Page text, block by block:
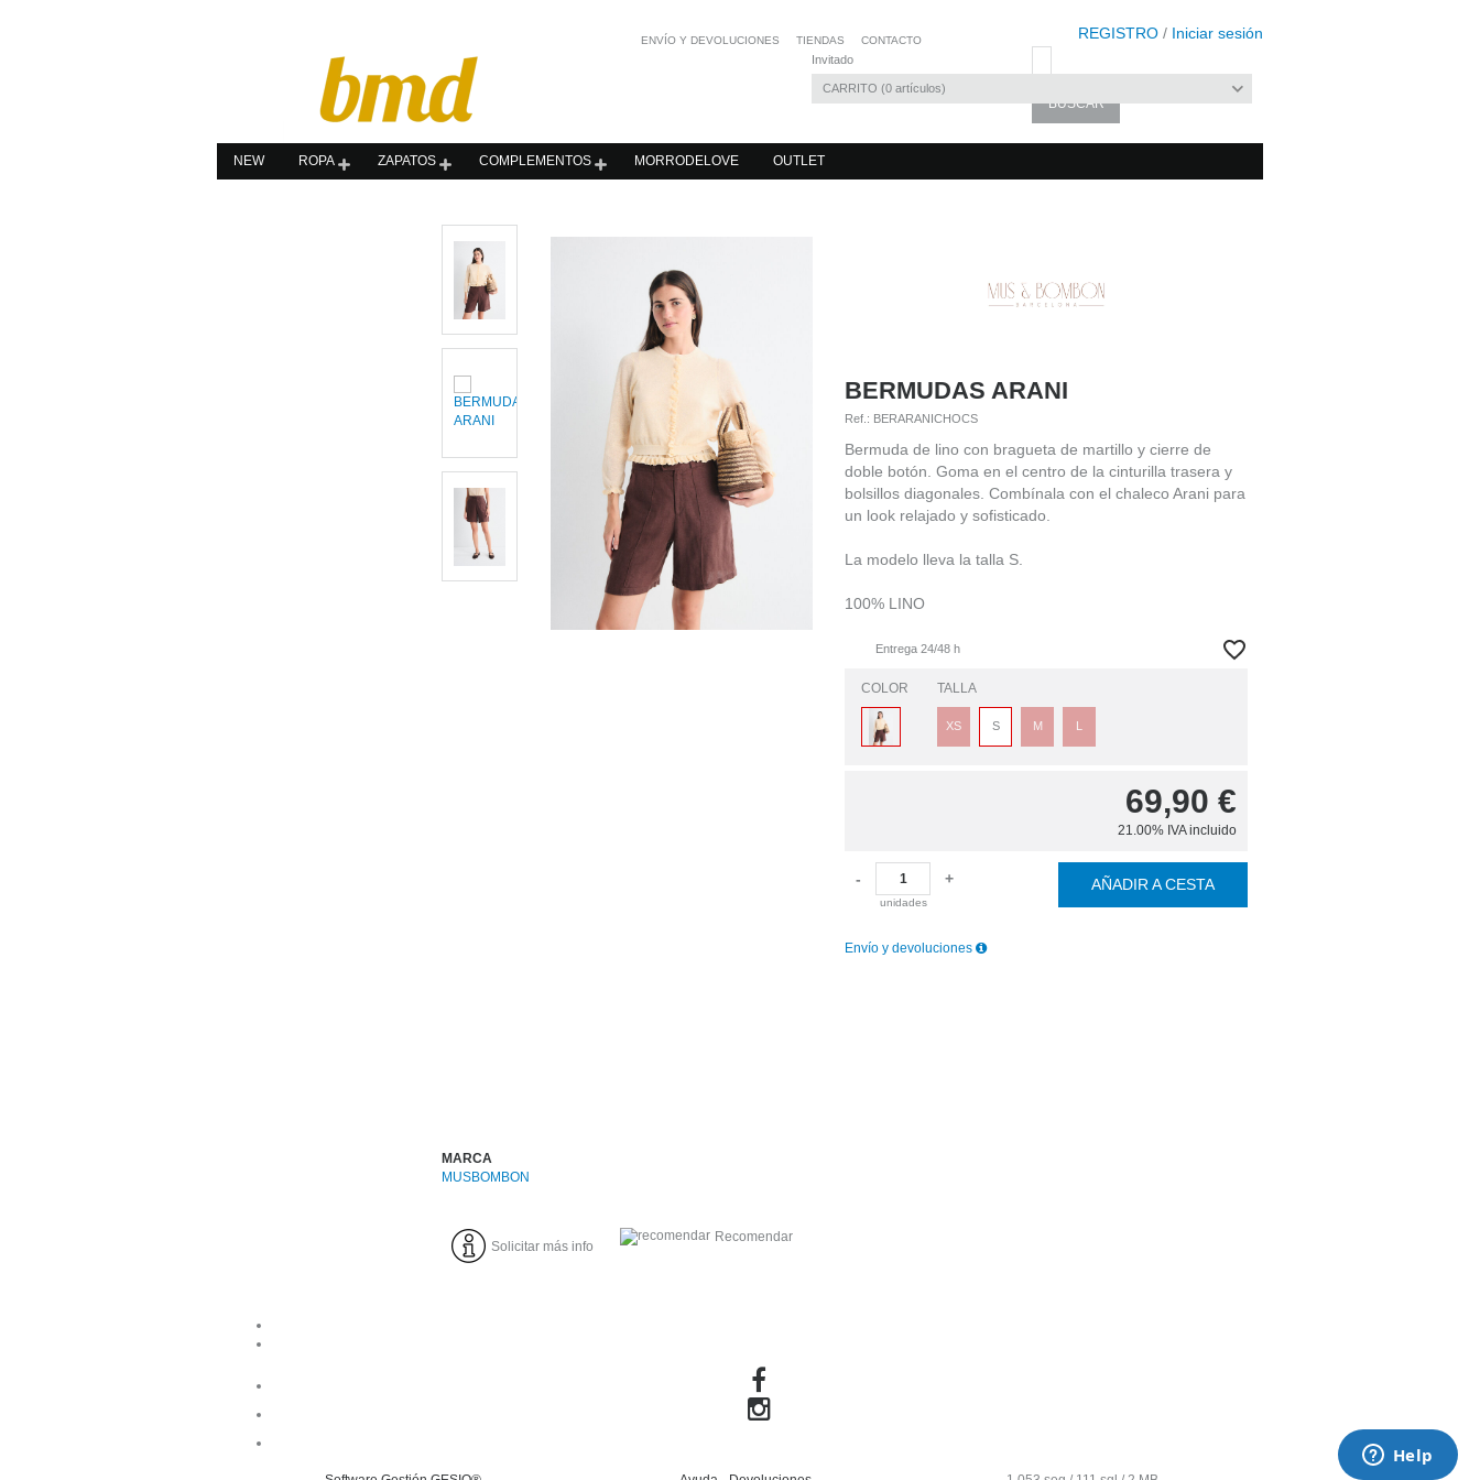
REGISTRO / Iniciar sesión
Invitado
CARRITO 0 artículos
ENVÍO Y DEVOLUCIONES TIENDAS CONTACTO
NEW ROPA ZAPATOS COMPLEMENTOS MORRODELOVE OUTLET
BERMUDAS ARANI
Ref.: BERARANICHOCS
Bermuda de lino con bragueta de martillo y cierre de
doble botón. Goma en el centro de la cinturilla trasera y
bolsillos diagonales. Combínala con el chaleco Arani para
un look relajado y sofisticado.
La modelo lleva la talla S.
100% LINO
Entrega 24/48 h
COLOR TALLA
XS S M
69,90 €
21.00% IVA incluido
-
unidades
+ AÑADIR A CESTA
Envío y devoluciones
MARCA
MUSBOMBON
Solicitar más info
Recomendar